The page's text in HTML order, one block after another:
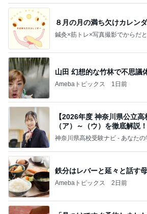
８月の月の満ち欠けカレン
鍼灸×筋トレ×写真撮影でからだと
山田 幻想的な竹林で不思議
Amebaトピックス 1日前
【2026年度 神奈川県公立
（ア）～（ウ）を徹底解説！
神奈川県高校受験ナビ - あなたの
鉄分はレバーと延々と話す母
Amebaトピックス 2日前